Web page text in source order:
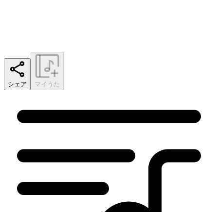
シェア マイうた